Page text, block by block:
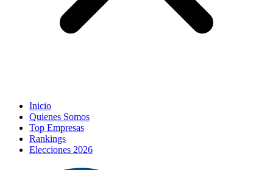
Inicio
Quienes Somos
Top Empresas
Rankings
Elecciones 2026